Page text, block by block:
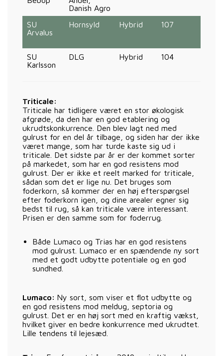
Danish Agro
SU
Arvalus
Hornsyld Hybrid 107
SU
Karlsson
DLG Hybrid 104
Triticale:
Triticale har tidligere været en stor økologisk
afgrøde, da den har en god etablering og
ukrudtskonkurrence. Den blev lagt ned med
gulrust for en del år tilbage, og siden har der ikke
været mange, som har turde kaste sig ud i
triticale. Det sidste par år er der kommet sorter
på markedet, som har en god resistens mod
gulrust. Der er ikke et reelt marked for triticale,
sådan som det er lige nu. Det bruges som
foderkorn, så kommer der en høj efterspørgsel
efter foderkorn igen, og dine arealer egner sig
bedst til rug, så kan triticale være interessant.
Prisen er den samme som for foderrug.
Både Lumaco og Trias har en god resistens
mod gulrust. Lumaco er en spændende ny sort
med et godt udbytte potentiale og en god
sundhed.
Lumaco: Ny sort, som viser et flot udbytte og
en god resistens mod meldug, septoria og
gulrust. Det er en høj sort med en kraftig vækst,
hvilket giver en bedre konkurrence med ukrudtet.
Lille tendens til lejesæd.